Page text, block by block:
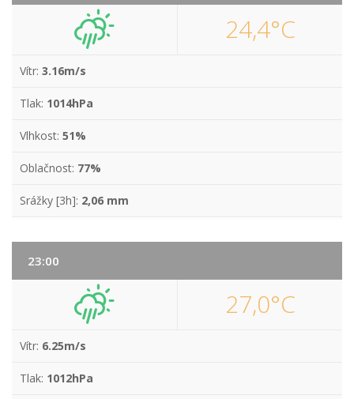
24,4°C
Vítr: 3.16m/s
Tlak: 1014hPa
Vlhkost: 51%
Oblačnost: 77%
Srážky [3h]: 2,06 mm
23:00
27,0°C
Vítr: 6.25m/s
Tlak: 1012hPa